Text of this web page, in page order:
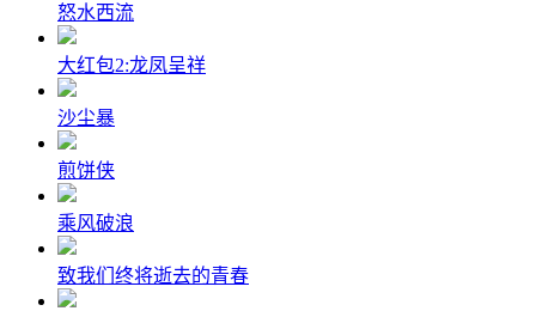
怒水西流
大红包2:龙凤呈祥
沙尘暴
煎饼侠
乘风破浪
致我们终将逝去的青春